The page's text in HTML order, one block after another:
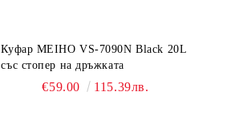
Куфар MEIHO VS-7090N Black 20L
със стопер на дръжката
€59.00 115.39лв.